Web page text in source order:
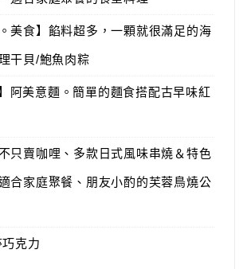
美食】餡料超多，一顆就很滿足的海
干貝/鮑魚肉粽
阿美意麵。簡單的麵食搭配古早味紅
只賣咖哩、多款日式風味串燒＆特色
合家庭聚餐、朋友小酌的芙蓉鳥燒公
克力